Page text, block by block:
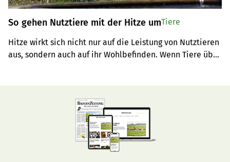
So gehen Nutztiere mit der Hitze um
Hitze wirkt sich nicht nur auf die Leistung von Nutztieren
aus, sondern auch auf ihr Wohlbefinden. Wenn Tiere über
von Tier zu Tier unterschiedlich.
Tiere